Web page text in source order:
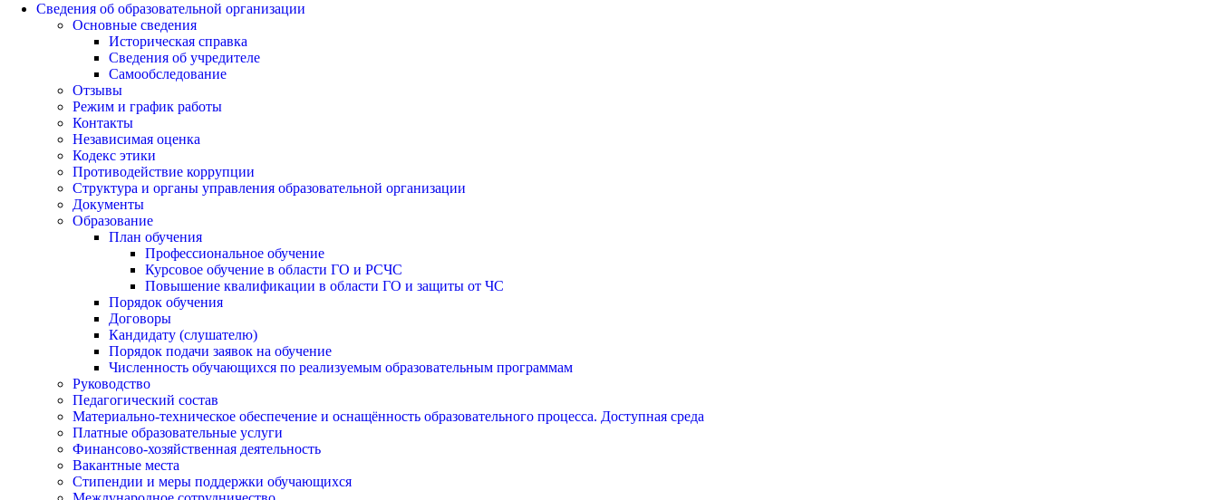
Сведения об образовательной организации
Основные сведения
Историческая справка
Сведения об учредителе
Самообследование
Отзывы
Режим и график работы
Контакты
Независимая оценка
Кодекс этики
Противодействие коррупции
Структура и органы управления образовательной организации
Документы
Образование
План обучения
Профессиональное обучение
Курсовое обучение в области ГО и РСЧС
Повышение квалификации в области ГО и защиты от ЧС
Порядок обучения
Договоры
Кандидату (слушателю)
Порядок подачи заявок на обучение
Численность обучающихся по реализуемым образовательным программам
Руководство
Педагогический состав
Материально-техническое обеспечение и оснащённость образовательного процесса. Доступная среда
Платные образовательные услуги
Финансово-хозяйственная деятельность
Вакантные места
Стипендии и меры поддержки обучающихся